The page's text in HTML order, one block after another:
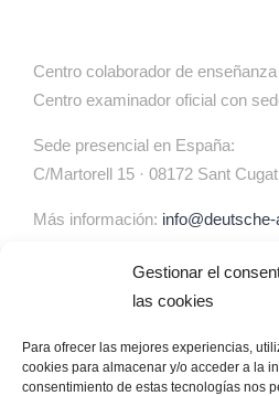
Gestionar el
las cookies
Para ofrecer las mejores experiencias,
cookies para almacenar y/o acceder a la
consentimiento de estas tecnologías nos
Centro colaborador de
Centro examinador oficial con
Sede presencial en España:
C/Martorell 15 · 08172 Sant
Más información:
ENLACES DE UTILIDAD
Asesoramiento a Escuelas en la
Formación profesores de alemán